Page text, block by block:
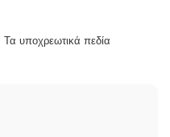
Τα υποχρεωτικά πεδία